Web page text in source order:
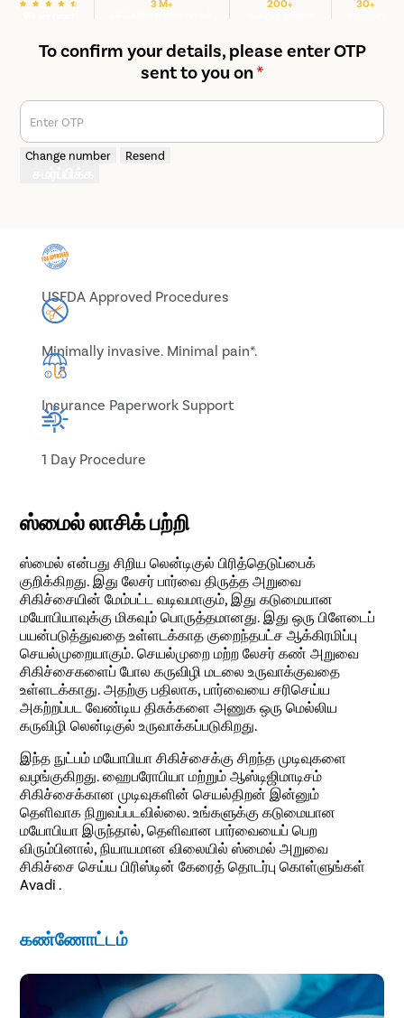
3 M+ 200+ 30+
To confirm your details, please enter OTP
sent to you on*
Enter OTP
Change number Resend
USFDA Approved Procedures
Minimally invasive. Minimal pain*.
Insurance Paperwork Support
1 Day Procedure
ஸ்மைல் லாசிக் பற்றி
ஸ்மைல் என்பது சிறிய லென்டிகுல் பிரித்தெடுப்பைக்
குறிக்கிறது. இது லேசர் பார்வை திருத்த அறுவை
சிகிச்சையின் மேம்பட்ட வடிவமாகும், இது கடுமையான
மயோபியாவுக்கு மிகவும் பொருத்தமானது. இது ஒரு பிளேடைப்
பயன்படுத்துவதை உள்ளடக்காத குறைந்தபட்ச ஆக்கிரமிப்பு
செயல்முறையாகும். செயல்முறை மற்ற லேசர் கண் அறுவை
சிகிச்சைகளைப் போல கருவிழி மடலை உருவாக்குவதை
உள்ளடக்காது. அதற்கு பதிலாக, பார்வையை சரிசெய்ய
அகற்றப்பட வேண்டிய திசுக்களை அணுக ஒரு மெல்லிய
கருவிழி லென்டிகுல் உருவாக்கப்படுகிறது.
இந்த நுட்பம் மயோபியா சிகிச்சைக்கு சிறந்த முடிவுகளை
வழங்குகிறது. ஹைபரோபியா மற்றும் ஆஸ்டிஜிமாடிசம்
சிகிச்சைக்கான முடிவுகளின் செயல்திறன் இன்னும்
தெளிவாக நிறுவப்படவில்லை. உங்களுக்கு கடுமையான
மயோபியா இருந்தால், தெளிவான பார்வையைப் பெற
விரும்பினால், நியாயமான விலையில் ஸ்மைல் அறுவை
சிகிச்சை செய்ய பிரிஸ்டின் கேரைத் தொடர்பு கொள்ளுங்கள்
Avadi .
கண்ணோட்டம்